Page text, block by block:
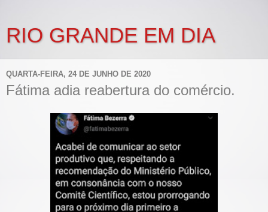
RIO GRANDE EM DIA
QUARTA-FEIRA, 24 DE JUNHO DE 2020
Fátima adia reabertura do comércio.